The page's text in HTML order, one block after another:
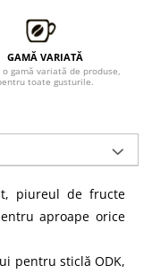
GAMĂ VARIATĂ
gamă variată de produse,
toate gusturile.
piureul de fructe
aproape orice
pentru sticlă ODK,